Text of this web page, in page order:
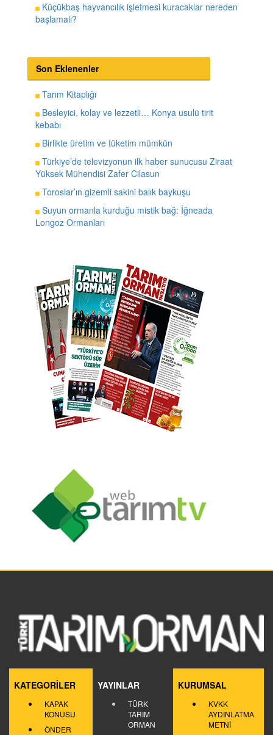
Küçükbaş hayvancılık işletmesi kuracaklar nereden
başlamalı?
Son Eklenenler
Tarım Kitaplığı
Besleyici, kolay ve lezzetli… Konya usulü tirit
kebabı
Birlikte üretim ve tüketim mümkün
Türkiye’de televizyonun ilk haber sunucusu Ziraat
Yüksek Mühendisi Zafer Cilasun
Toroslar’ın gizemli sakini balık baykuşu
Suyun ormanla kurduğu mistik bağ: İğneada
Longoz Ormanları
KATEGORİLER
KAPAK
KONUSU
ÖNDER
YAYINLAR
TÜRK
TARIM
ORMAN
KURUMSAL
KVKK
AYDINLATMA
METNİ